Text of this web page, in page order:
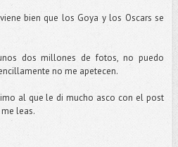
bien que los Goya y los Oscars se
dos millones de fotos, no puedo
no me apetecen.
al que le di mucho asco con el post
leas.